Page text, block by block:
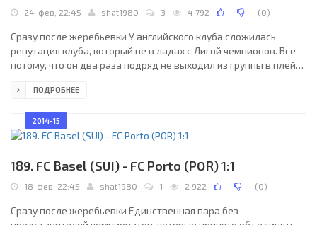
24-фев, 22:45 shat1980 3 4 792 (0)
Сразу после жеребьевки У английского клуба сложилась
репутация клуба, который не в ладах с Лигой чемпионов. Все
потому, что он два раза подряд не выходил из группы в плей-
"Барселону" (0:2, 1:2). И вот теперь в этой паре тоже состоится
констатацией "учиться, учиться и учиться", либо реванш.
ПОДРОБНЕЕ
2014-15
189. FC Basel (SUI) - FC Porto (POR) 1:1
18-фев, 22:45 shat1980 1 2 922 (0)
Сразу после жеребьевки Единственная пара без